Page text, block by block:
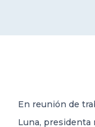
En reunión de
Luna,